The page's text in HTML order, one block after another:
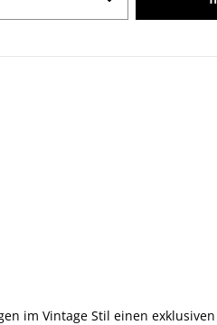
im Vintage Stil einen